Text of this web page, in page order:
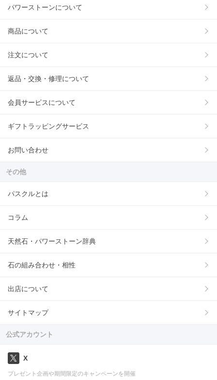
パワーストーンについて
商品について
注文について
返品・交換・修理について
会員サービスについて
ギフトラッピングサービス
お問い合わせ
その他
パスクルとは
コラム
天然石・パワーストーン辞典
石の組み合わせ・相性
出店について
サイトマップ
公式アカウント
X
プレゼント企画や期間限定のキャンペーンを開催